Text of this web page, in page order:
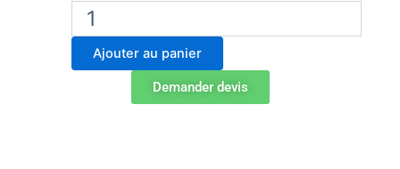
quantité
Étuve
Labo
Ajouter au panier
Demander devis